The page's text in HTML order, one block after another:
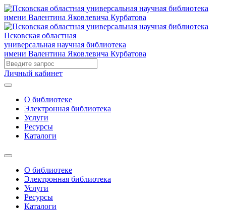
Псковская областная
универсальная научная библиотека
имени Валентина Яковлевича Курбатова
Личный кабинет
О библиотеке
Электронная библиотека
Услуги
Ресурсы
Каталоги
О библиотеке
Электронная библиотека
Услуги
Ресурсы
Каталоги